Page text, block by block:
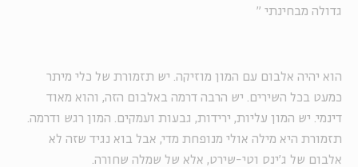
גדולה מבחינתי "
הוא יהיה אלבום עם המון מוזיקה. יש תזמורת של כלי מיתר
כמעט בכל השירים. יש הרבה דרמה באלבום הזה, והוא מאוד
דינמי. יש המון עליות, ירידות, גבעות ועמקים. המון רגש ודרמה.
תזמורת היא מילה אולי מנופחת מדי, אבל בוא נגיד שזה לא
אלבום של ג'ינס וטי-שירט, אלא של שמלה שחורה.